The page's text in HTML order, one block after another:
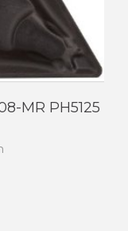
MR PH5125